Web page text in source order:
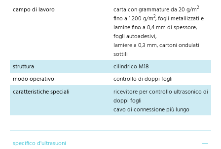
campo di lavoro
carta con grammature da 20 g/m2
fino a 1.200 g/m2, fogli metallizzati e
lamine fino a 0,4 mm di spessore,
fogli autoadesivi,
lamiere a 0,3 mm, cartoni ondulati
sottili
struttura
cilindrico M18
modo operativo
controllo di doppi fogli
caratteristiche speciali
ricevitore per controllo ultrasonico di
doppi fogli
cavo di connessione più lungo
specifico d'ultrasuoni